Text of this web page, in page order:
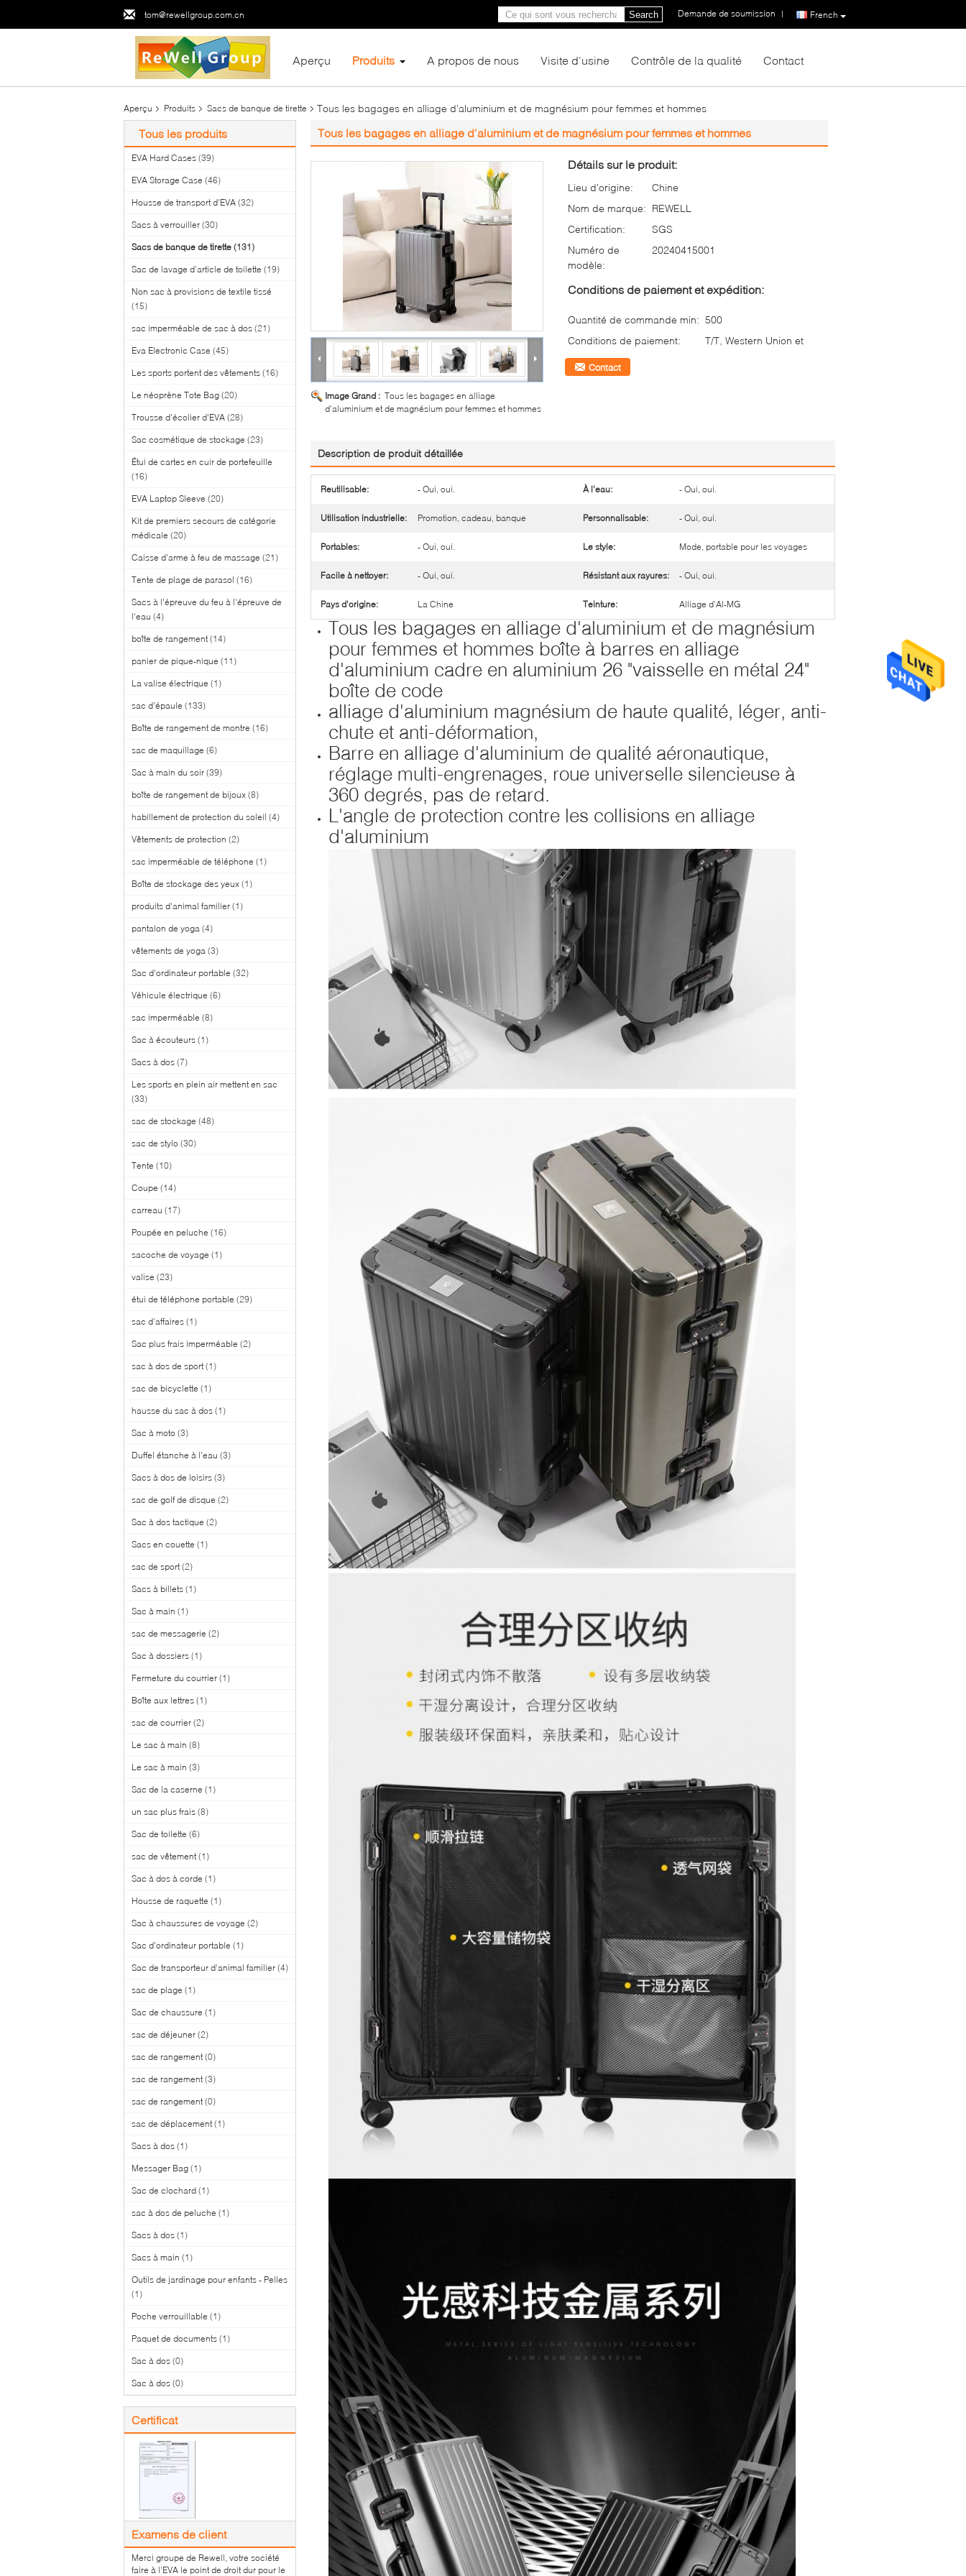
tom@rewellgroup.com.cn French
Demande de soumission |
Search
Aperçu Produits A propos de nous Visite d'usine Contrôle de la qualité Contact
Aperçu Produits Sacs de banque de tirette Tous les bagages en alliage d'aluminium et de magnésium pour femmes et hommes
Tous les produits
EVA Hard Cases (39)
EVA Storage Case (46)
Housse de transport d'EVA (32)
Sacs à verrouiller (30)
Sacs de banque de tirette (131)
Sac de lavage d'article de toilette (19)
Non sac à provisions de textile tissé
(15)
sac imperméable de sac à dos (21)
Eva Electronic Case (45)
Les sports portent des vêtements (16)
Le néoprène Tote Bag (20)
Trousse d'écolier d'EVA (28)
Sac cosmétique de stockage (23)
Étui de cartes en cuir de portefeuille
(16)
EVA Laptop Sleeve (20)
Kit de premiers secours de catégorie
médicale (20)
Caisse d'arme à feu de massage (21)
Tente de plage de parasol (16)
Sacs à l'épreuve du feu à l'épreuve de
l'eau (4)
boîte de rangement (14)
panier de pique-nique (11)
La valise électrique (1)
sac d'épaule (133)
Boîte de rangement de montre (16)
sac de maquillage (6)
Sac à main du soir (39)
boîte de rangement de bijoux (8)
habillement de protection du soleil (4)
Vêtements de protection (2)
sac imperméable de téléphone (1)
Boîte de stockage des yeux (1)
produits d'animal familier (1)
pantalon de yoga (4)
vêtements de yoga (3)
Sac d'ordinateur portable (32)
Véhicule électrique (6)
sac imperméable (8)
Sac à écouteurs (1)
Sacs à dos (7)
Les sports en plein air mettent en sac
(33)
sac de stockage (48)
sac de stylo (30)
Tente (10)
Coupe (14)
carreau (17)
Poupée en peluche (16)
sacoche de voyage (1)
valise (23)
étui de téléphone portable (29)
sac d'affaires (1)
Sac plus frais imperméable (2)
sac à dos de sport (1)
sac de bicyclette (1)
hausse du sac à dos (1)
Sac à moto (3)
Duffel étanche à l'eau (3)
Sacs à dos de loisirs (3)
sac de golf de disque (2)
Sac à dos tactique (2)
Sacs en couette (1)
sac de sport (2)
Sacs à billets (1)
Sac à main (1)
sac de messagerie (2)
Sac à dossiers (1)
Fermeture du courrier (1)
Boîte aux lettres (1)
sac de courrier (2)
Le sac à main (8)
Le sac à main (3)
Sac de la caserne (1)
un sac plus frais (8)
Sac de toilette (6)
sac de vêtement (1)
Sac à dos à corde (1)
Housse de raquette (1)
Sac à chaussures de voyage (2)
Sac d'ordinateur portable (1)
Sac de transporteur d'animal familier (4)
sac de plage (1)
Sac de chaussure (1)
sac de déjeuner (2)
sac de rangement (0)
sac de rangement (3)
sac de rangement (0)
sac de déplacement (1)
Sacs à dos (1)
Messager Bag (1)
Sac de clochard (1)
sac à dos de peluche (1)
Sacs à dos (1)
Sacs à main (1)
Outils de jardinage pour enfants - Pelles
(1)
Poche verrouillable (1)
Paquet de documents (1)
Sac à dos (0)
Sac à dos (0)
Certificat
Examens de client
Merci groupe de Rewell, votre société
faire à l'EVA le point de droit dur pour le
Tous les bagages en alliage d'aluminium et de magnésium pour femmes et hommes
Image Grand : Tous les bagages en alliage
d'aluminium et de magnésium pour femmes et hommes
Détails sur le produit:
Lieu d'origine:
Chine
Nom de marque: REWELL
Certification:
SGS
Numéro de
modèle:
20240415001
Conditions de paiement et expédition:
Quantité de commande min: 500
Conditions de paiement:
T/T, Western Union et
Contact
Description de produit détaillée
Reutilisable: - Oui, oui. À l'eau: - Oui, oui.
Utilisation industrielle: Promotion, cadeau, banque Personnalisable: - Oui, oui.
Portables: - Oui, oui. Le style: Mode, portable pour les voyages
Facile à nettoyer: - Oui, oui. Résistant aux rayures: - Oui, oui.
Pays d'origine: La Chine Teinture: Alliage d'Al-MG
Tous les bagages en alliage d'aluminium et de magnésium
pour femmes et hommes boîte à barres en alliage
d'aluminium cadre en aluminium 26 "vaisselle en métal 24"
boîte de code
alliage d'aluminium magnésium de haute qualité, léger, anti-
chute et anti-déformation,
Barre en alliage d'aluminium de qualité aéronautique,
réglage multi-engrenages, roue universelle silencieuse à
360 degrés, pas de retard.
L'angle de protection contre les collisions en alliage
d'aluminium